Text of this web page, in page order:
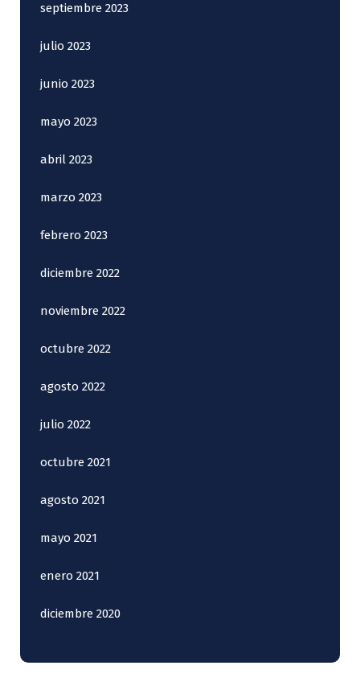
septiembre 2023
julio 2023
junio 2023
mayo 2023
abril 2023
marzo 2023
febrero 2023
diciembre 2022
noviembre 2022
octubre 2022
agosto 2022
julio 2022
octubre 2021
agosto 2021
mayo 2021
enero 2021
diciembre 2020